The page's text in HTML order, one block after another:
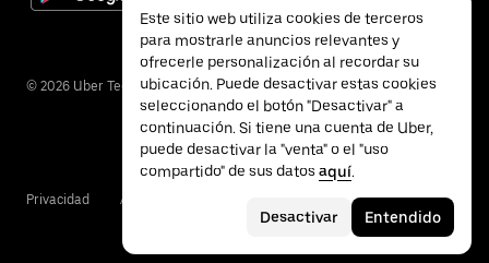
© 2026 Uber Technologies Inc.
Privacidad Accesibilidad
Este sitio web utiliza cookies de terceros
para mostrarle anuncios relevantes y
ofrecerle personalización al recordar su
ubicación. Puede desactivar estas cookies
seleccionando el botón "Desactivar" a
continuación. Si tiene una cuenta de Uber,
puede desactivar la "venta" o el "uso
compartido" de sus datos aquí.
Desactivar Entendido